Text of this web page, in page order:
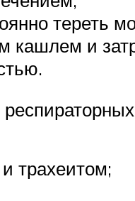
тереть
кашлем и
трахеитом;